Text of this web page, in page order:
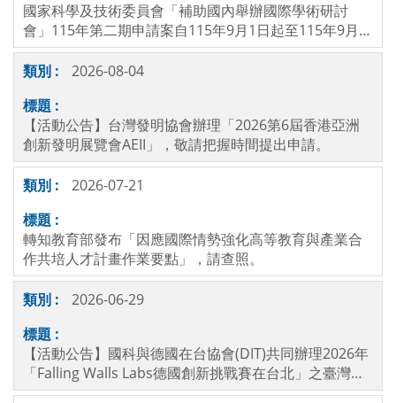
國家科學及技術委員會「補助國內舉辦國際學術研討
會」115年第二期申請案自115年9月1日起至115年9月2
4日止逕至國科會網站線上申請，逾期恕不受理，請查
照。
2026-08-04
【活動公告】台灣發明協會辦理「2026第6屆香港亞洲
創新發明展覽會AEII」，敬請把握時間提出申請。
2026-07-21
轉知教育部發布「因應國際情勢強化高等教育與產業合
作共培人才計畫作業要點」，請查照。
2026-06-29
【活動公告】國科與德國在台協會(DIT)共同辦理2026年
「Falling Walls Labs德國創新挑戰賽在台北」之臺灣區
徵選活動，敬請把握時間提出申請。